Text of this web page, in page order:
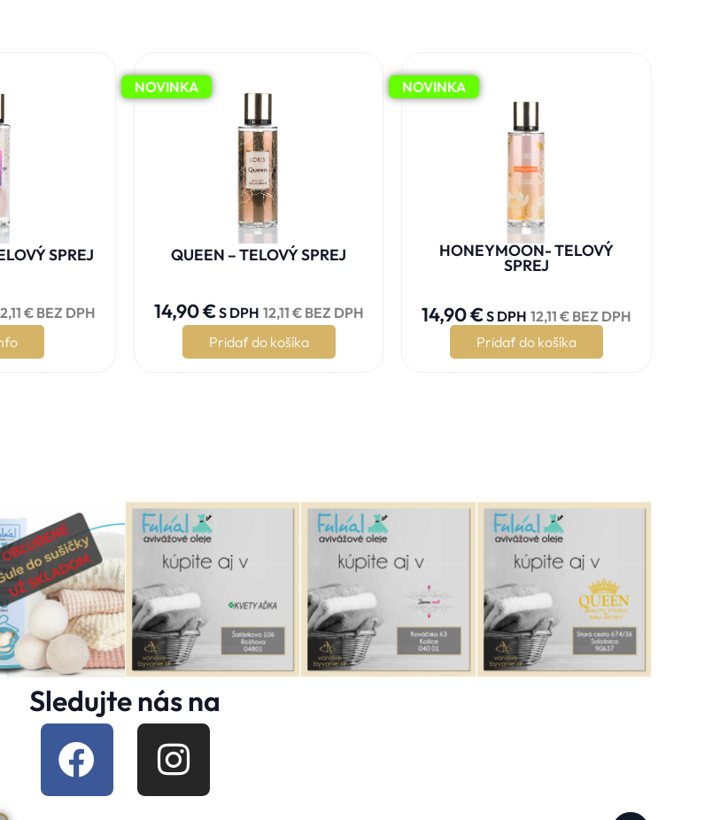
SPREJ
€ BEZ DPH
NOVINKA
QUEEN – TELOVÝ SPREJ
14,90€S DPH 12,11 €BEZ DPH
Pridať do košíka
NOVINKA
HONEYMOON- TELOVÝ
SPREJ
14,90€S DPH 12,11€ BEZ DPH
Pridať do košíka
Sledujte nás na